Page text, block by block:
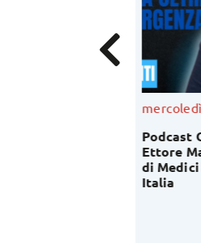
Podcast
Ettore
di Medici
Italia